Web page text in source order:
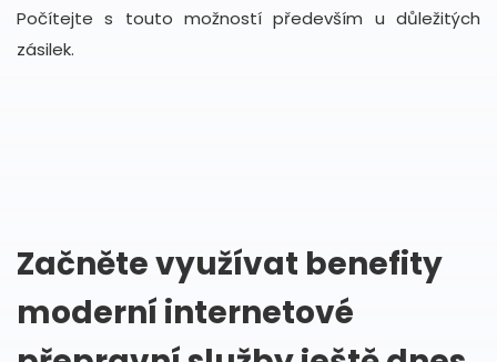
Počítejte s touto možností především u důležitých
zásilek.
Začněte využívat benefity
moderní internetové